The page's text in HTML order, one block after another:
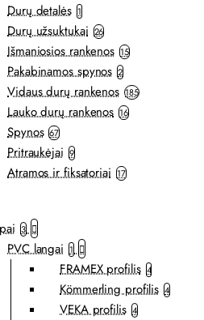
Durų detalės 1
Durų užsuktukai 26
Išmaniosios rankenos 15
Pakabinamos spynos 2
Vidaus durų rankenos 185
Lauko durų rankenos 16
Spynos 67
Pritraukėjai 9
Atramos ir fiksatoriai 17
3
PVC langai 1
FRAMEX profilis 4
Kömmerling profilis 4
VEKA profilis 4